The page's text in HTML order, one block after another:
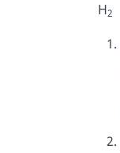
H2